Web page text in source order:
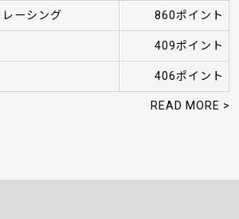
レーシング 860ポイント
409ポイント
406ポイント
READ MORE >